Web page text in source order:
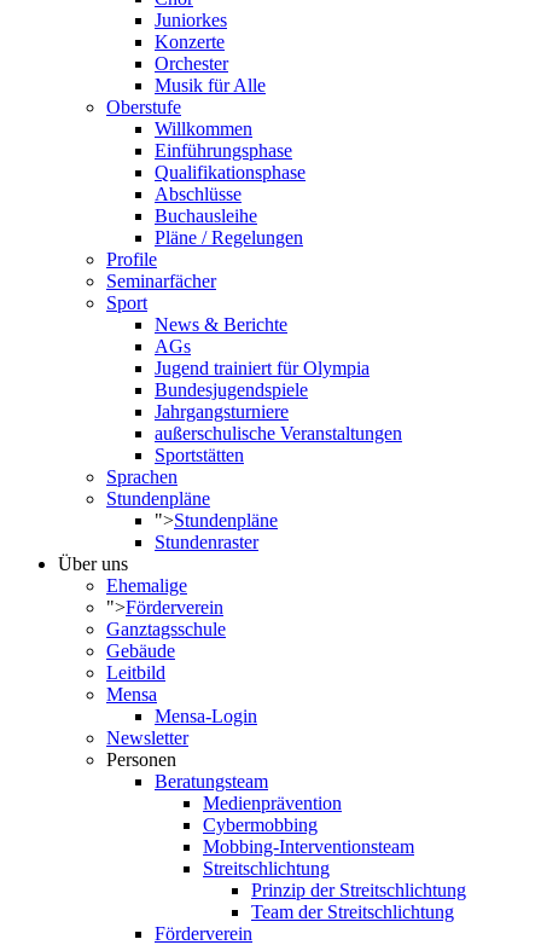
Juniorkes
Konzerte
Orchester
Musik für Alle
Oberstufe
Willkommen
Einführungsphase
Qualifikationsphase
Abschlüsse
Buchausleihe
Pläne / Regelungen
Profile
Seminarfächer
Sport
News & Berichte
AGs
Jugend trainiert für Olympia
Bundesjugendspiele
Jahrgangsturniere
außerschulische Veranstaltungen
Sportstätten
Sprachen
Stundenpläne
">Stundenpläne
Stundenraster
Über uns
Ehemalige
">Förderverein
Ganztagsschule
Gebäude
Leitbild
Mensa
Mensa-Login
Newsletter
Personen
Beratungsteam
Medienprävention
Cybermobbing
Mobbing-Interventionsteam
Streitschlichtung
Prinzip der Streitschlichtung
Team der Streitschlichtung
Förderverein